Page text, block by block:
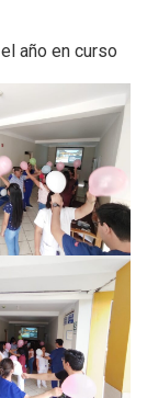
año en curso